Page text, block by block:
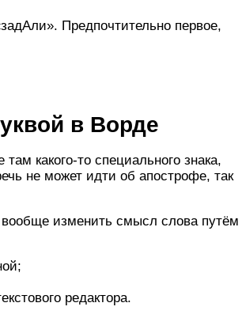
Предпочтительно первое,
в Ворде
какого-то специального знака,
не может идти об апострофе, так
изменить смысл слова путём
редактора.